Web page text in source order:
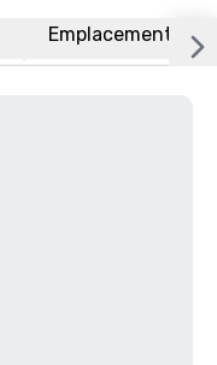
Emplacement